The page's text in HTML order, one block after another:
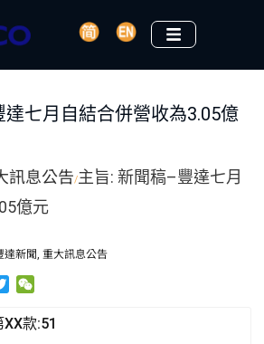
七月自結合併營收為3.05億
訊息公告/主旨: 新聞稿–豐達七月
億元
達新聞,重大訊息公告
T
i
C
款:51